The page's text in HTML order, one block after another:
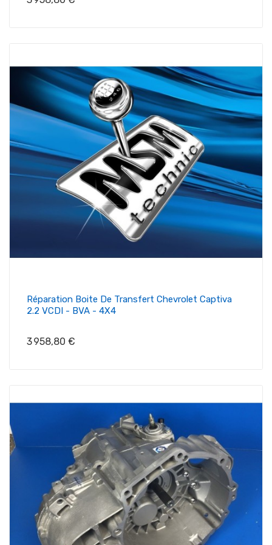
Réparation Boite De Transfert Chevrolet Captiva
2.2 VCDI - BVA - 4X4
Prix
3 958,80 €